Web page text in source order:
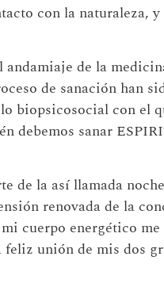
con la naturaleza,
de la
de sanación han
biopsicosocial con el
debemos sanar
de la así llamada
renovada de la
cuerpo energético
unión de mis dos